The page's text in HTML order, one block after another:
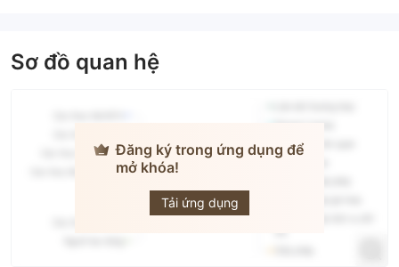
Sơ đồ quan hệ
Đăng ký trong ứng dụng để
mở khóa!
Tải ứng dụng